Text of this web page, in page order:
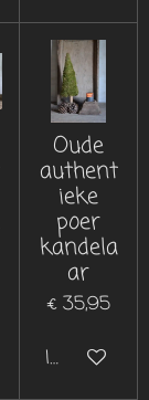
Oude
authent
ieke
poer
kandela
ar
€ 35,95
In